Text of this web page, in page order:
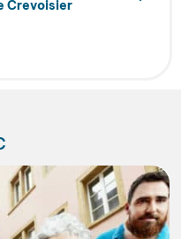
Crevoisier